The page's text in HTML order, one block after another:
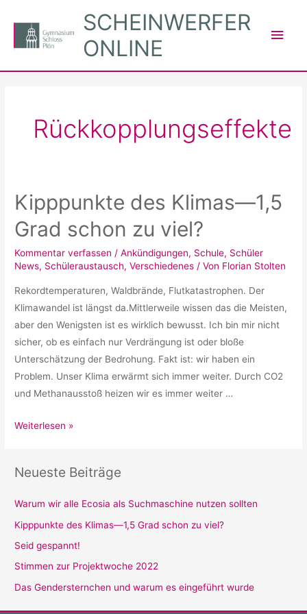
Inhalt
springen
SCHEINWERFER
ONLINE
Rückkopplungseffekte
Kipppunkte des Klimas—1,5
Grad schon zu viel?
Kommentar verfassen /Ankündigungen, Schule, Schüler
News, Schüleraustausch,Verschiedenes / Von Florian Stolten
Rekordtemperaturen, Waldbrände, Flutkatastrophen. Der
Klimawandel ist längst da.Mittlerweile wissen das die Meisten,
aber den Wenigsten ist es wirklich bewusst. Ich bin mir nicht
sicher, ob es einfach nur Verdrängung ist oder bloße
Unterschätzung der Bedrohung. Fakt ist: wir haben ein
Problem. Unser Klima erwärmt sich immer weiter. Durch CO2
und Methanausstoß heizen wir es immer weiter …
Kipppunkte
—
Grad
schon
zu
viel?
Weiterlesen »
Neueste Beiträge
Warum wir alle Ecosia als Suchmaschine nutzen sollten
Kipppunkte des Klimas—1,5 Grad schon zu viel?
Seid gespannt!
Stimmen zur Projektwoche 2022
Das Gendersternchen und warum es eingeführt wurde